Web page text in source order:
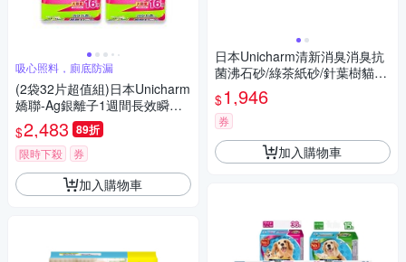
吸心照料，廁底防漏
(2袋32片超值組)日本Unicharm
嬌聯-Ag銀離子1週間長效瞬吸
乾爽多貓用貓尿墊16片/袋-無香
味(紅標)(大容量吸水貓尿布,消
臭大師防滲漏貓潔墊,本品不含
貓砂盆)
$2,483 89折
限時下殺 券
加入購物車
日本Unicharm清新消臭消臭抗
菌沸石砂/綠茶紙砂/針葉樹貓砂
4L x 4入組
$1,946
券
加入購物車